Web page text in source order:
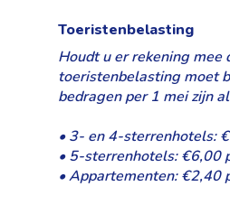
Toeristenbelasting
Houdt u er rekening mee
toeristenbelasting moet
bedragen per 1 mei zijn
• 3- en 4-sterrenhotels:
• 5-sterrenhotels: €6,00
• Appartementen: €2,40